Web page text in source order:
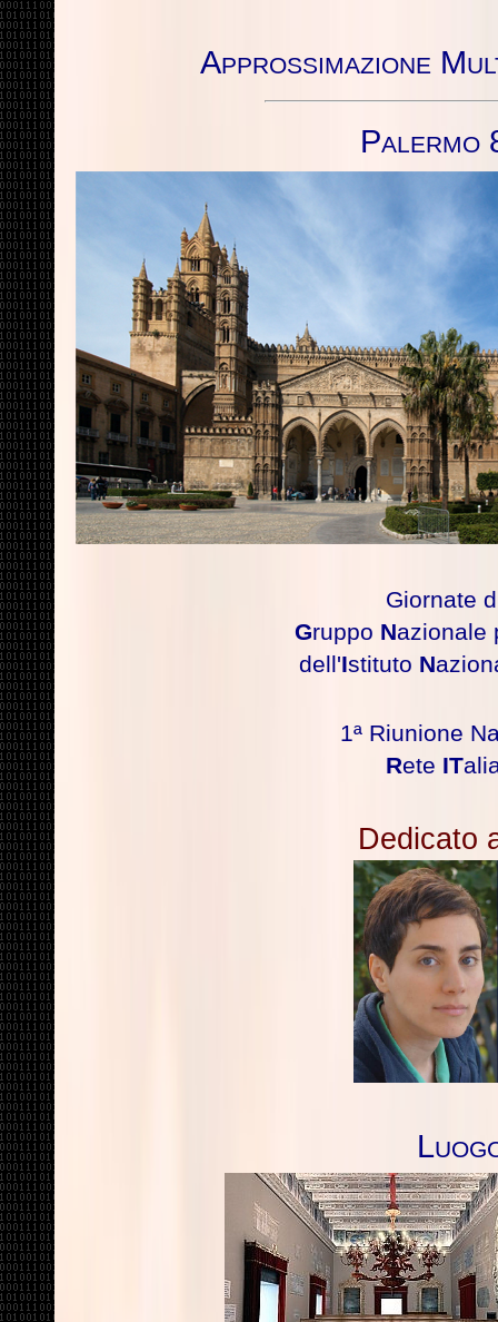
Approssimazione
Palermo
Giornate
Gruppo Nazionale
dell'Istituto N
1ª Riunione
Rete IT
Dedicato